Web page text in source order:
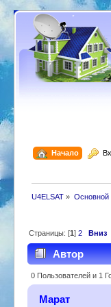
Начало
U4ELSAT » Основной
Страницы: [1]2 Вниз
Автор
0 Пользователей и 1
Марат